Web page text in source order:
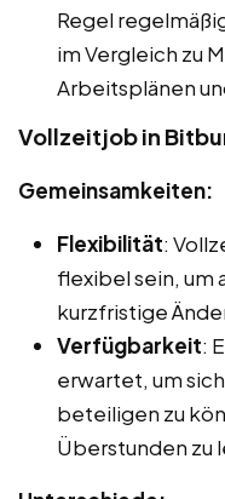
Regel
im Vergleich zu
Arbeitsplänen
Vollzeitjob in
Gemeinsamkeiten:
Flexibilität:
flexibel sein, um
kurzfristige
Verfügbarkeit:
erwartet, um
beteiligen zu
Überstunden zu